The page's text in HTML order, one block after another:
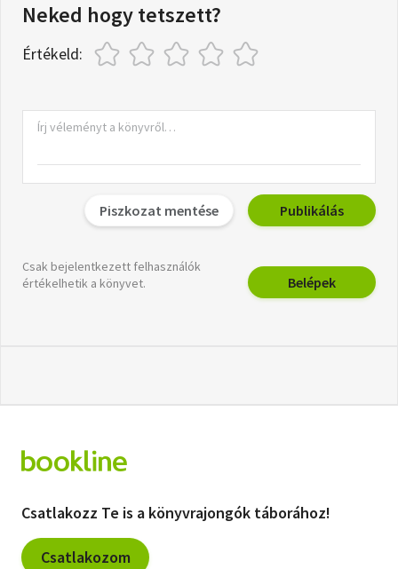
Neked hogy tetszett?
Értékeld:
Piszkozat mentése Publikálás
Csak bejelentkezett felhasználók
értékelhetik a könyvet.
Belépek
Csatlakozz Te is a könyvrajongók táborához!
Csatlakozom